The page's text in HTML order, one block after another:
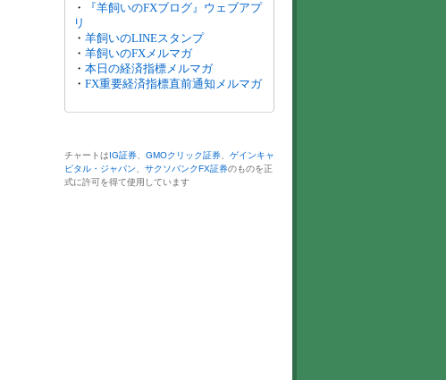
・
『羊飼いのFXブログ』ウェブアプ
リ
・ 羊飼いのLINEスタンプ
・ 羊飼いのFXメルマガ
・ 本日の経済指標メルマガ
・ FX重要経済指標直前通知メルマガ
チャートはIG証券 GMOクリック証券
ゲインキャ
ピタル・ジャパン
サクソバンクFX証券のものを正
式に許可を得て使用しています